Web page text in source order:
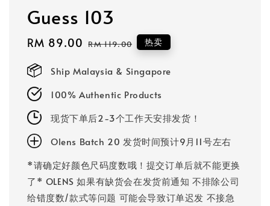
Guess 103
Sale
RM 89.00 Regular
RM 119.00 热卖
Ship Malaysia & Singapore
100% Authentic Products
现货下单后2-3个工作天安排发货！
Olens Batch 20 发货时间预计9月11号左右
*请确定好颜色尺码度数哦！提交订单后就不能更换
了* OLENS 如果有缺货会在发货前通知 不排除公司
给错度数/款式等问题 可能会导致订单迟发 不接急